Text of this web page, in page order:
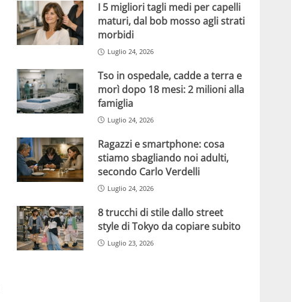
I 5 migliori tagli medi per capelli
maturi, dal bob mosso agli strati
morbidi
Luglio 24, 2026
Tso in ospedale, cadde a terra e
morì dopo 18 mesi: 2 milioni alla
famiglia
Luglio 24, 2026
Ragazzi e smartphone: cosa
stiamo sbagliando noi adulti,
secondo Carlo Verdelli
Luglio 24, 2026
8 trucchi di stile dallo street
style di Tokyo da copiare subito
Luglio 23, 2026